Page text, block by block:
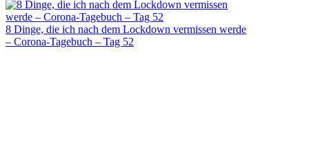
8 Dinge, die ich nach dem Lockdown vermissen werde
– Corona-Tagebuch – Tag 52